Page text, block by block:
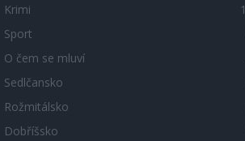
Krimi
Sport
O čem se mluví
Sedlčansko
Rožmitálsko
Dobříšsko